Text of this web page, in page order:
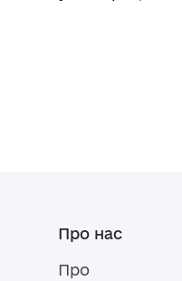
Про нас
Про